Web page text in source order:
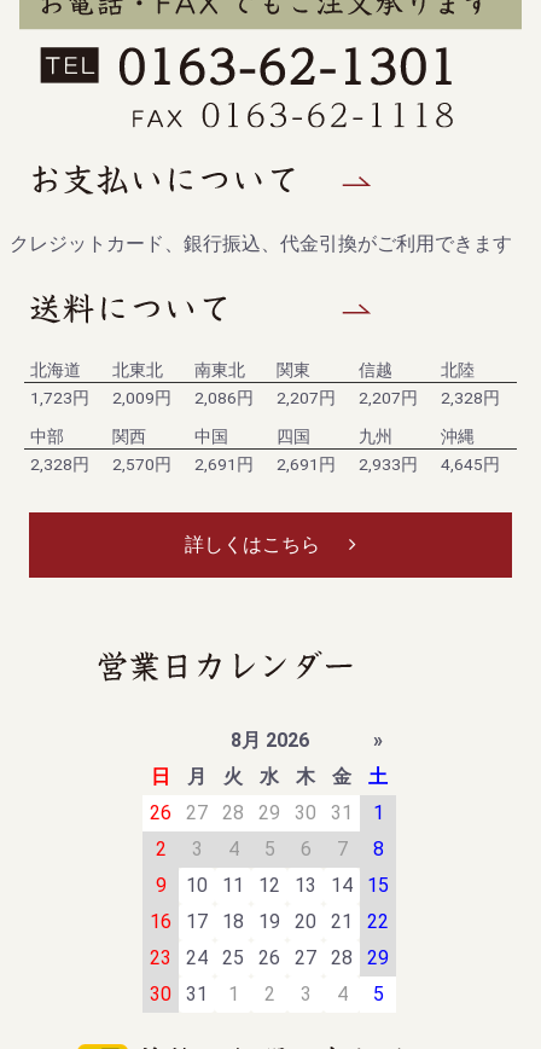
クレジットカード、銀行振込、代金引換がご利用できます
北海道
1,723円
北東北
2,009円
南東北
2,086円
関東
2,207円
信越
2,207円
北陸
2,328円
中部
2,328円
関西
2,570円
中国
2,691円
四国
2,691円
九州
2,933円
沖縄
4,645円
詳しくはこちら
8月 2026
»
日
月 火 水 木 金
土
26
27 28 29 30 31
1
2
3 4 5 6 7
8
9
10 11 12 13 14
15
16
17 18 19 20 21
22
23
24 25 26 27 28
29
30
31 1 2 3 4 5